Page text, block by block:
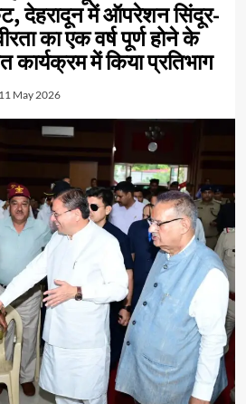
देहरादून में ऑपरेशन सिंदूर-
का एक वर्ष पूर्ण होने के
में किया प्रतिभाग
11 May 2026